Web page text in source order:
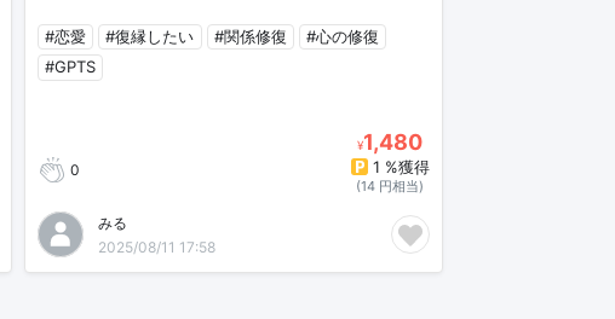
#恋愛 #復縁したい #関係修復
#心の修復
#GPTS
0
¥1,480
1 %獲得
(14 円相当)
みる
2025/08/11 17:58